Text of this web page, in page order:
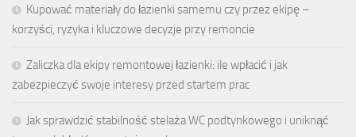
Kupować materiały do łazienki samemu czy przez ekipę –
korzyści, ryzyka i kluczowe decyzje przy remoncie
Zaliczka dla ekipy remontowej łazienki: ile wpłacić i jak
zabezpieczyć swoje interesy przed startem prac
Jak sprawdzić stabilność stelaża WC podtynkowego i uniknąć